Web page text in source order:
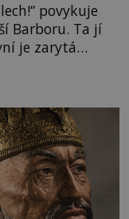
povykuje
Barboru. Ta jí
je zarytá
A každá z
hradu
manželku má